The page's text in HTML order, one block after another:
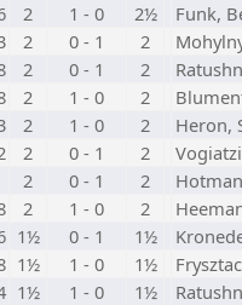
2 1 - 0 2½
Funk,
2 0 - 1 2
2 0 - 1 2
2 1 - 0 2
2 1 - 0 2
Heron,
2 0 - 1 2
2 0 - 1 2
2 1 - 0 2
1½ 0 - 1 1½
1½ 1 - 0 1½
1½ 1 - 0 1½